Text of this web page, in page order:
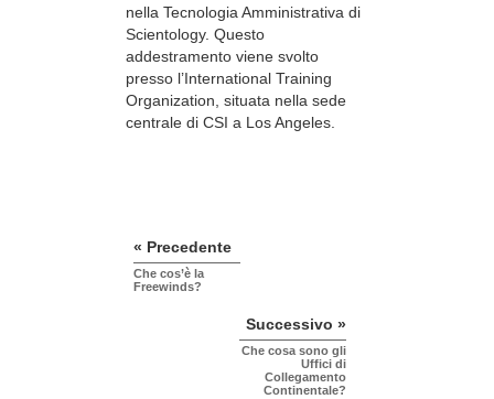
nella Tecnologia Amministrativa di
Scientology. Questo
addestramento viene svolto
presso l’International Training
Organization, situata nella sede
centrale di CSI a Los Angeles.
« Precedente
Che cos’è la
Freewinds?
Successivo »
Che cosa sono gli
Uffici di
Collegamento
Continentale?